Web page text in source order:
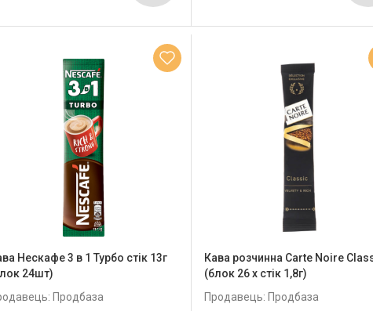
Нескафе 3 в 1 Турбо стік 13г
24шт)
Продбаза
Кава розчинна Carte Noire
(блок 26 x стік 1,8г)
Продавець: Продбаза